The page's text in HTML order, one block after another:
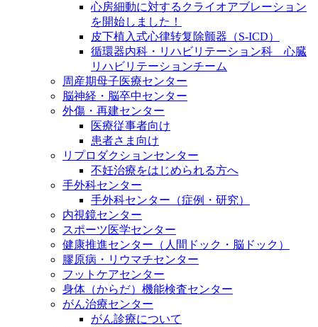
心房細動に対するクライオアブレーション
を開始しました！
皮下植入式心律转复除颤器（S-ICD）
循環器内科・リハビリテーション科 心臓
リハビリテーションチーム
周産期母子医療センター
脳神経・脳卒中センター
外傷・再建センター
医療従事者向け
患者さま向け
リプロダクションセンター
不妊治療をはじめられる方へ
手外科センター
手外科センター（症例・研究）
内視鏡センター
スポーツ医学センター
健康推進センター（人間ドック・脳ドック）
膠原病・リウマチセンター
フットケアセンター
身体（からだ）機能検査センター
がん治療センター
がん診療について